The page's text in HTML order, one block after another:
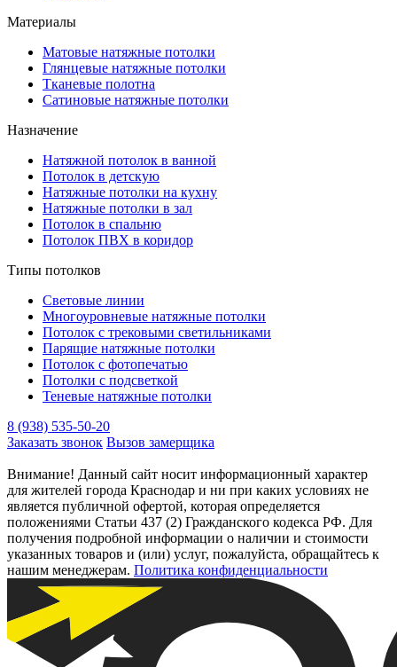
Материалы
Матовые натяжные потолки
Глянцевые натяжные потолки
Тканевые полотна
Сатиновые натяжные потолки
Назначение
Натяжной потолок в ванной
Потолок в детскую
Натяжные потолки на кухну
Натяжные потолки в зал
Потолок в спальню
Потолок ПВХ в коридор
Типы потолков
Световые линии
Многоуровневые натяжные потолки
Потолок с трековыми светильниками
Парящие натяжные потолки
Потолок с фотопечатью
Потолки с подсветкой
Теневые натяжные потолки
8 (938) 535-50-20
Заказать звонок Вызов замерщика
Внимание! Данный сайт носит информационный характер
для жителей города Краснодар и ни при каких условиях не
является публичной офертой, которая определяется
положениями Статьи 437 (2) Гражданского кодекса РФ. Для
получения подробной информации о наличии и стоимости
указанных товаров и (или) услуг, пожалуйста, обращайтесь к
нашим менеджерам. Политика конфиденциальности